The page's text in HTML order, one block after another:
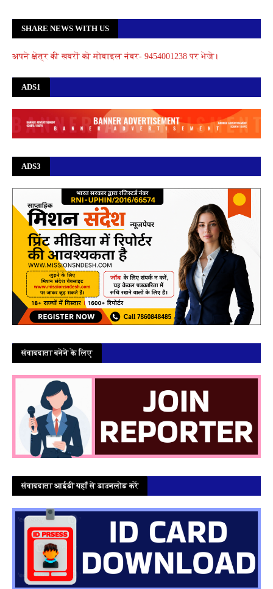
SHARE NEWS WITH US
अपने क्षेत्र की खबरों को मोबाइल नंबर- 9454001238 पर भेजे।
ADS1
ADS3
संवाददाता बनेने के लिए
संवाददाता आईडी यहाँ से डाउनलोड करें